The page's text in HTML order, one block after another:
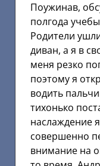
Поужинав,
полгода
Родители
диван, а я в
меня резко
поэтому я
водить
тихонько
наслаждение
совершенно
внимание на